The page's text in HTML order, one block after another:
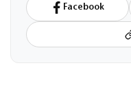
Facebook